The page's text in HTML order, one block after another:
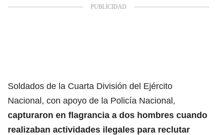
Soldados de la Cuarta División del Ejército
Nacional, con apoyo de la Policía Nacional,
capturaron en flagrancia a dos hombres cuando
realizaban actividades ilegales para reclutar